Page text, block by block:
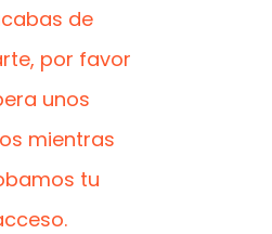
de
por favor
unos
mientras
tu